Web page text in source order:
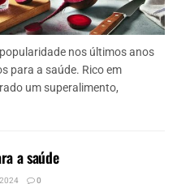
nos últimos anos
para a saúde. Rico em
um superalimento,
a saúde
0